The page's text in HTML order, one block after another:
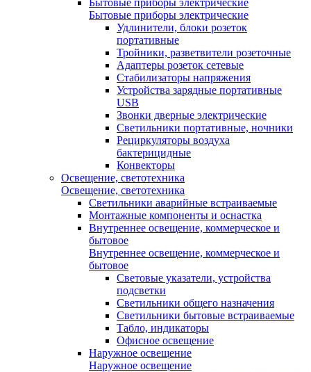
Бытовые приборы электрические
Бытовые приборы электрические
Удлинители, блоки розеток
портативные
Тройники, разветвители розеточные
Адаптеры розеток сетевые
Стабилизаторы напряжения
Устройства зарядные портативные
USB
Звонки дверные электрические
Светильники портативные, ночники
Рециркуляторы воздуха
бактерицидные
Конвекторы
Освещение, светотехника
Освещение, светотехника
Светильники аварийные встраиваемые
Монтажные компоненты и оснастка
Внутреннее освещение, коммерческое и
бытовое
Внутреннее освещение, коммерческое и
бытовое
Световые указатели, устройства
подсветки
Светильники общего назначения
Светильники бытовые встраиваемые
Табло, индикаторы
Офисное освещение
Наружное освещение
Наружное освещение